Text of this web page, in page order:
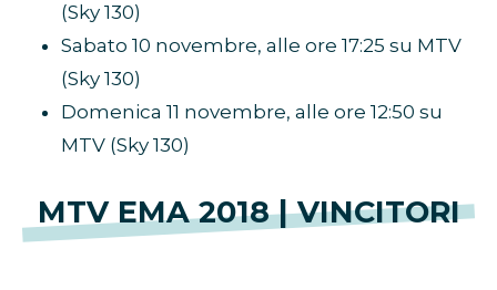
(Sky 130)
Sabato 10 novembre, alle ore 17:25 su MTV
(Sky 130)
Domenica 11 novembre, alle ore 12:50 su
MTV (Sky 130)
MTV EMA 2018 | VINCITORI